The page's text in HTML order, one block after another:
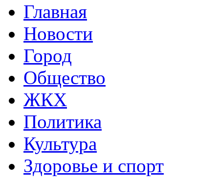
Главная
Новости
Город
Общество
ЖКХ
Политика
Культура
Здоровье и спорт